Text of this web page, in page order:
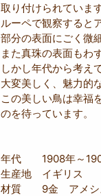
取り付けられています
ルーペで観察すると
部分の表面にごく微
また真珠の表面もわ
しかし年代から考え
大変美しく、魅力的
この美しい鳥は幸福
のを待っています。
年代 1908年～
生産地 イギリス
材質 9金 アメシ